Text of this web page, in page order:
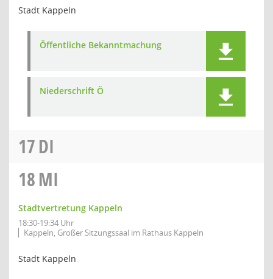
Stadt Kappeln
Öffentliche Bekanntmachung
Niederschrift Ö
17DI
18MI
Stadtvertretung Kappeln
18:30-19:34 Uhr
Kappeln, Großer Sitzungssaal im Rathaus Kappeln
Stadt Kappeln